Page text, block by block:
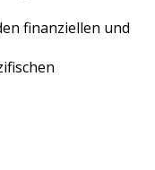
finanziellen und